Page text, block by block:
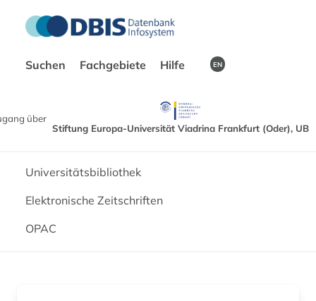
Suchen Fachgebiete Hilfe EN
über
Stiftung Europa-Universität Viadrina Frankfurt (Oder), UB
Universitätsbibliothek
Elektronische Zeitschriften
OPAC